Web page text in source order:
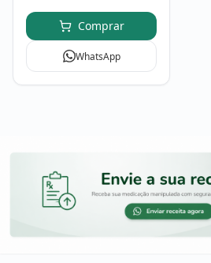
atividade física. Uso
conforme orientação de
profissional de saúde.
Comprar
WhatsApp